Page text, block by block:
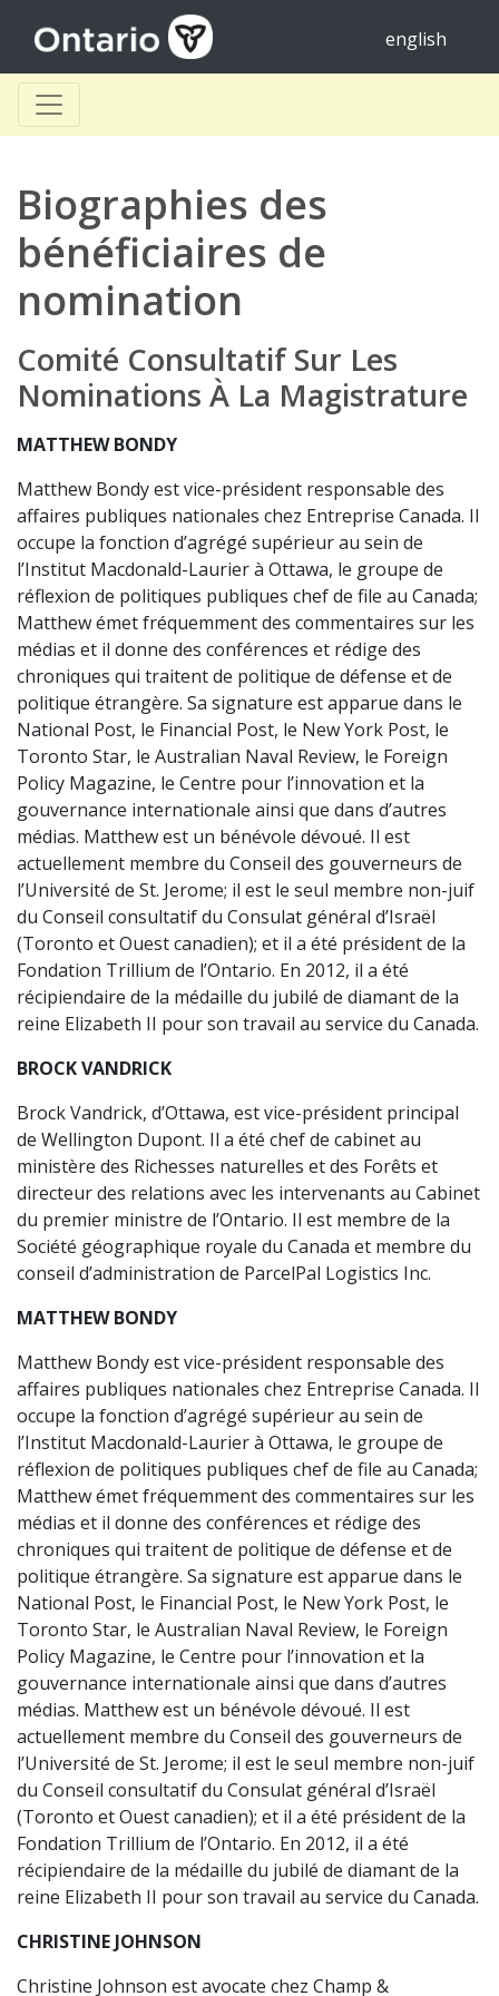
english
Biographies des
bénéficiaires de
nomination
Comité Consultatif Sur Les
Nominations À La Magistrature
MATTHEW BONDY
Matthew Bondy est vice-président responsable des
affaires publiques nationales chez Entreprise Canada. Il
occupe la fonction d’agrégé supérieur au sein de
l’Institut Macdonald-Laurier à Ottawa, le groupe de
réflexion de politiques publiques chef de file au Canada;
Matthew émet fréquemment des commentaires sur les
médias et il donne des conférences et rédige des
chroniques qui traitent de politique de défense et de
politique étrangère. Sa signature est apparue dans le
National Post, le Financial Post, le New York Post, le
Toronto Star, le Australian Naval Review, le Foreign
Policy Magazine, le Centre pour l’innovation et la
gouvernance internationale ainsi que dans d’autres
médias. Matthew est un bénévole dévoué. Il est
actuellement membre du Conseil des gouverneurs de
l’Université de St. Jerome; il est le seul membre non-juif
du Conseil consultatif du Consulat général d’Israël
(Toronto et Ouest canadien); et il a été président de la
Fondation Trillium de l’Ontario. En 2012, il a été
récipiendaire de la médaille du jubilé de diamant de la
reine Elizabeth II pour son travail au service du Canada.
BROCK VANDRICK
Brock Vandrick, d’Ottawa, est vice-président principal
de Wellington Dupont. Il a été chef de cabinet au
ministère des Richesses naturelles et des Forêts et
directeur des relations avec les intervenants au Cabinet
du premier ministre de l’Ontario. Il est membre de la
Société géographique royale du Canada et membre du
conseil d’administration de ParcelPal Logistics Inc.
MATTHEW BONDY
Matthew Bondy est vice-président responsable des
affaires publiques nationales chez Entreprise Canada. Il
occupe la fonction d’agrégé supérieur au sein de
l’Institut Macdonald-Laurier à Ottawa, le groupe de
réflexion de politiques publiques chef de file au Canada;
Matthew émet fréquemment des commentaires sur les
médias et il donne des conférences et rédige des
chroniques qui traitent de politique de défense et de
politique étrangère. Sa signature est apparue dans le
National Post, le Financial Post, le New York Post, le
Toronto Star, le Australian Naval Review, le Foreign
Policy Magazine, le Centre pour l’innovation et la
gouvernance internationale ainsi que dans d’autres
médias. Matthew est un bénévole dévoué. Il est
actuellement membre du Conseil des gouverneurs de
l’Université de St. Jerome; il est le seul membre non-juif
du Conseil consultatif du Consulat général d’Israël
(Toronto et Ouest canadien); et il a été président de la
Fondation Trillium de l’Ontario. En 2012, il a été
récipiendaire de la médaille du jubilé de diamant de la
reine Elizabeth II pour son travail au service du Canada.
CHRISTINE JOHNSON
Christine Johnson est avocate chez Champ &